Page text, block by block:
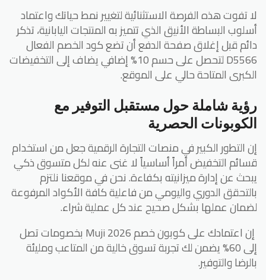
لا تفوت هذه الفرصة الاستثنائية لتغيير نمط حياتك واعتماد
أسلوب البساطة الأنيق الذي تتميز به المنتجات اليابانية، تذكر
دائم قبل إغلاق صفحة الدفع أن تضع كود الخصم الفعال
D5566 لتحصل على حسم 10% إضافي يضاف إلى التخفيضات
الكبرى المتاحة حالي على الموقع.
رؤية شاملة حول مستقبل التوفير مع
الكوبونات الحصرية
إن التطور الكبير في منصات التجارة الرقمية جعل من استخدام
قسائم التخفيض أمراً أساسياً لا غنى عنه لكل متسوق ذكي
يبحث عن إدارة ميزانيته بكفاءة. نحن في موقعنا نلتزم
بالتحقق الدوري واليومي من فاعلية كافة الأكواد المرفوعة
لضمان عملها بشكل صحيح عند كل عملية شراء.
إن اعتمادك على كوبون خصم Muji 2026 بخصومات تصل
إلى 60% يضمن لك تجربة تسوق خالية من المتاعب ومليئة
بالرضا والتوفير.